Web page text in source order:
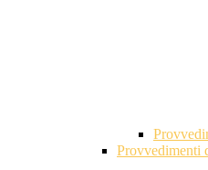
Provvedimenti